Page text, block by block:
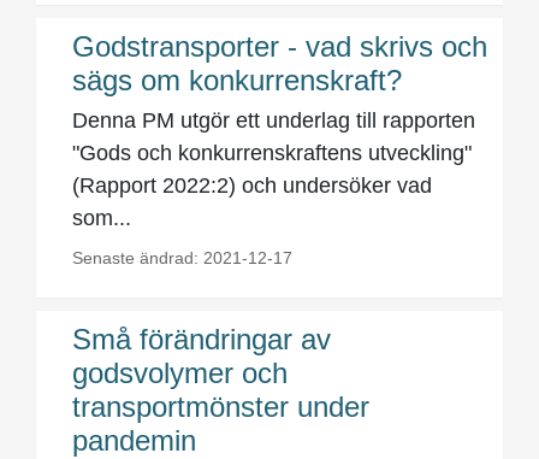
Godstransporter - vad skrivs och
sägs om konkurrenskraft?
Denna PM utgör ett underlag till rapporten
"Gods och konkurrenskraftens utveckling"
(Rapport 2022:2) och undersöker vad
som...
Senaste ändrad: 2021-12-17
Små förändringar av
godsvolymer och
transportmönster under
pandemin